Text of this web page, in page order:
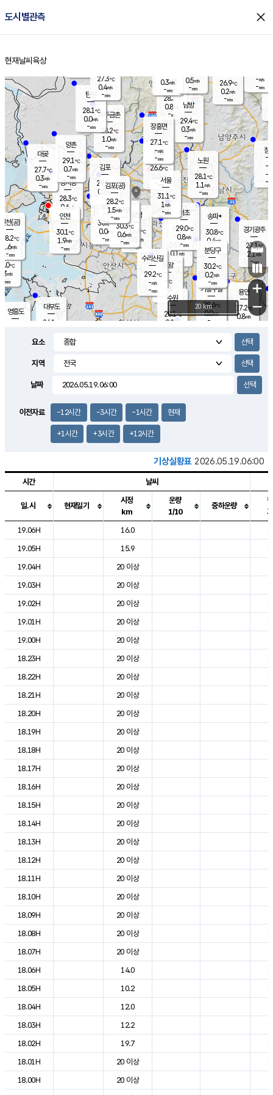
도시별관측 close
홈
현재날씨 육상
의도
℃
m/s
mm
영흥도
양주
28.3℃
0.8
-mm
과천
26.9℃
0.1m/s
- mm
용인
27.2℃
0.8m/s
경기광주
27.1℃
2.1m/s
-mm
1.0m/s
대부도
26.1
경서동
28.3℃
0.6 m/s
-mm
파주금촌
28.2℃
1.0m/s
-mm
26.9℃
0.2m/s
-mm
대곶
27.7℃
0.3m/s
-mm
창
-
-m/
-
탄현
28.1℃
0.0m/s
-mm
-m/s
-mm
의왕
- ℃
m/s
mm
김포
29.0℃
0.2 m/s
mm
광명
31.4 ℃
0.5 m/s
-mm
부천
30.6℃
0.0m/s
-mm
양촌
29.1℃
0.7m/s
-mm
구로
30.3℃
0.6m/s
-mm
은평
26.6℃
0.0 m/s
- mm
노원
28.1℃
1.1 m/s
-mm
송파*
30.8℃
0.4m/s
-mm
서초
29.0℃
0.8m/s
-mm
남방
29.4℃
0.3m/s
-mm
기흥구갈
28.6℃
0.0m/s
-
수리산길
29.2℃
-m/s
-mm
분당구
30.2℃
0.2m/s
-mm
장흥면
27.1℃
-m/s
-mm
0.3m/s
-mm
인천(공)
28.2℃
1.6m/s
-mm
김포(공)
28.2℃
1.5m/s
-mm
수원
28.1℃
0.8 m/s
인천
30.1℃
1.9m/s
-mm
서울
31.1℃
1 m/s
-mm
27.3℃
0.4m/s
-mm
0.5m/s
-mm
+
−
20 km
요소
지역
날짜
이전자료 -12시간 -3시간 -1시간 현재
+1시간 +3시간 +12시간
기상실황표 2026.05.19.06:00
도시별 기상실황표로 지점, 날씨, 기온, 강수, 바람, 기압등을 안내한 표입
시간 날씨
일.시 현재일기
시정
km
운량
1/10
중하운량
19.06H
16.0
19.05H
15.9
19.04H
20 이상
19.03H
20 이상
19.02H
20 이상
19.01H
20 이상
19.00H
20 이상
18.23H
20 이상
18.22H
20 이상
18.21H
20 이상
18.20H
20 이상
18.19H
20 이상
18.18H
20 이상
18.17H
20 이상
18.16H
20 이상
18.15H
20 이상
18.14H
20 이상
18.13H
20 이상
18.12H
20 이상
18.11H
20 이상
18.10H
20 이상
18.09H
20 이상
18.08H
20 이상
18.07H
20 이상
18.06H
14.0
18.05H
10.2
18.04H
12.0
18.03H
12.2
18.02H
19.7
18.01H
20 이상
18.00H
20 이상